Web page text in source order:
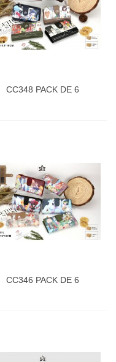
CC348 PACK DE 6
CC346 PACK DE 6